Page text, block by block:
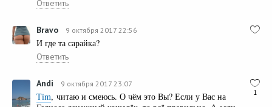
Ответить
Bravo 9 октября 2017 22:56
И где та сарайка?
Ответить
1
Andi 9 октября 2017 23:07
Tim, читаю и смеюсь. О чём это Вы? Если у Вас на